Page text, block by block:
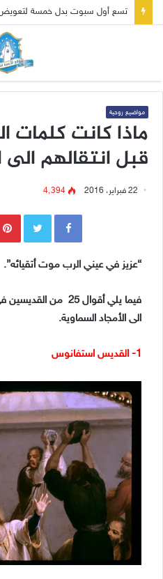
اليوم 27 آيار عيد “العذراء السوداء” The Black Madonna–
مواضيع روحية
ماذا كانت كلمات
قبل انتقالهم الى
22 فبراير، 2016 4٬394
“عزيز في عيني الرب موت أتقيائه”.
فيما يلي أقوال 25
الى الأمجاد السماوية.
1- القديس استفانوس